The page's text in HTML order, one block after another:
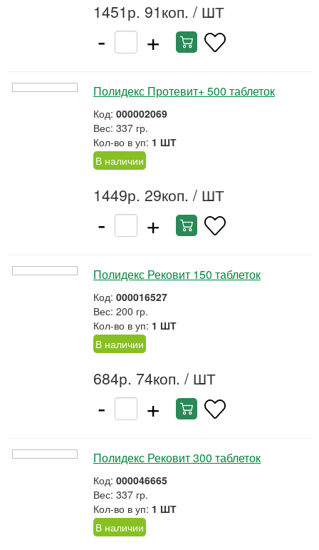
1451р. 91коп. / ШТ
- +
Полидекс Протевит+ 500 таблеток
Код: 000002069
Вес: 337 гр.
Кол-во в уп: 1 ШТ
В наличии
1449р. 29коп. / ШТ
- +
Полидекс Рековит 150 таблеток
Код: 000016527
Вес: 200 гр.
Кол-во в уп: 1 ШТ
В наличии
684р. 74коп. / ШТ
- +
Полидекс Рековит 300 таблеток
Код: 000046665
Вес: 337 гр.
Кол-во в уп: 1 ШТ
В наличии